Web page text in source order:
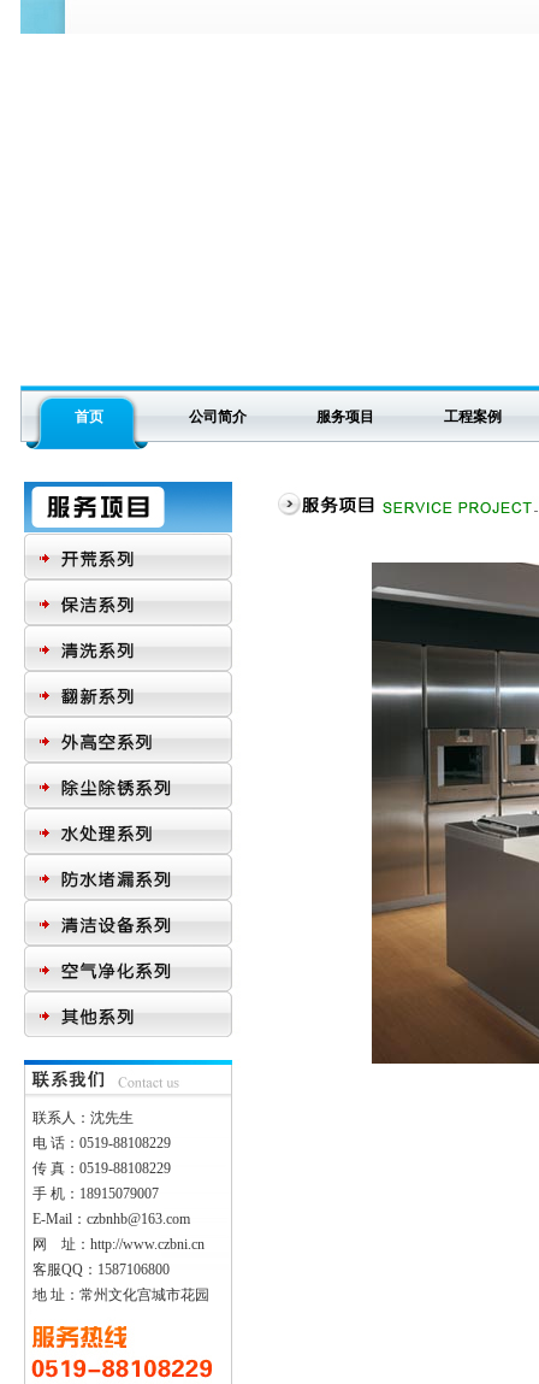
首页 公司简介 服务项目 工程案例
联系人：沈先生
电 话：0519-88108229
传 真：0519-88108229
手 机：18915079007
E-Mail：czbnhb@163.com
网 址：http://www.czbni.cn
客服QQ：1587106800
地 址：常州文化宫城市花园